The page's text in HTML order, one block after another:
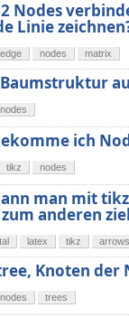
2 Nodes
Linie
edge nodes matrix
nodes
ich
tikz nodes
man mit
anderen
latex tikz arrows
Knoten
nodes trees